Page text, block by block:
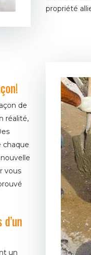
propriété
de
réalité,
chaque
vous
un